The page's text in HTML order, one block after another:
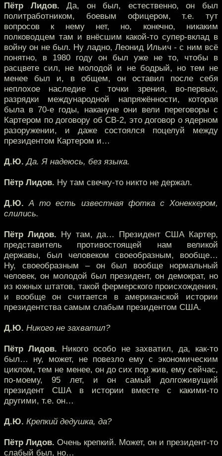
Пётр Лидов. Да, он был, естественно, он был
политработником, боевым офицером, т.е. тут
вопросов к нему нет, но, конечно, никаким
полководцем там и внёсшим какой-то супер-вклад в
войну он не был. Ну ладно, Леонид Ильич - с ним всё
понятно, в 1980 году он был уже не то, чтобы в
расцвете сил, не молодой и не бодрый, но тем не
менее был и, в общем, он оставил после себя
неплохое наследие с точки зрения, во-первых,
разрядки международной напряжённости, которая
была в 70-е годы, накануне они вели переговоры с
Картером по договору об СВ-2, это договор о ядерном
разоружении, и даже состоялся поцелуй между
президентом Картером и…
Д.Ю. Да. Я надеюсь, без языка.
Пётр Лидов. Ну там свечку-то никто не держал.
Д.Ю. А то есть известная фотка с Хонеккером,
слились.
Пётр Лидов. Ну там, да… Президент США Картер,
представитель противостоящей нам великой
державы, был человеком своеобразным, вообще…
Ну, своеобразным – он был вообще нормальный
человек, он молодой был президент, он демократ, но
из южных штатов, такой фермерского происхождения,
и вообще он считается в американской истории
президентства самым слабым президентом США.
Д.Ю. Никого не захватил?
Пётр Лидов. Никого особо не захватил, да, как-то
был… ну, может, не повезло ему с экономическим
циклом, тем не менее, он до сих пор жив, ему сейчас,
по-моему, 95 лет, и он самый долгоживущий
президент США в истории вместе с какими-то
другими, т.е. он…
Д.Ю. Крепкий дедушка, да?
Пётр Лидов. Очень крепкий. Может, он и президент-то
слабый был, но…